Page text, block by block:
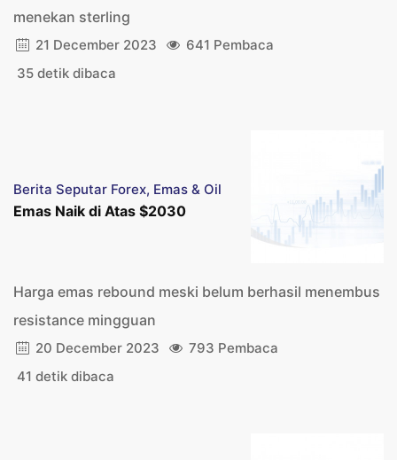
menekan sterling
21 December 2023
641 Pembaca
35 detik dibaca
Berita Seputar Forex, Emas & Oil
Emas Naik di Atas $2030
Harga emas rebound meski belum berhasil menembus
resistance mingguan
20 December 2023
793 Pembaca
41 detik dibaca